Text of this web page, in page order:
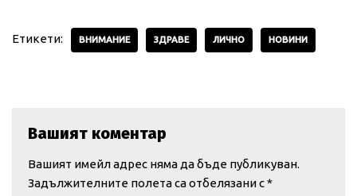
Етикети: ВНИМАНИЕ ЗДРАВЕ ЛИЧНО НОВИНИ
Вашият коментар
Вашият имейл адрес няма да бъде публикуван.
Задължителните полета са отбелязани с*